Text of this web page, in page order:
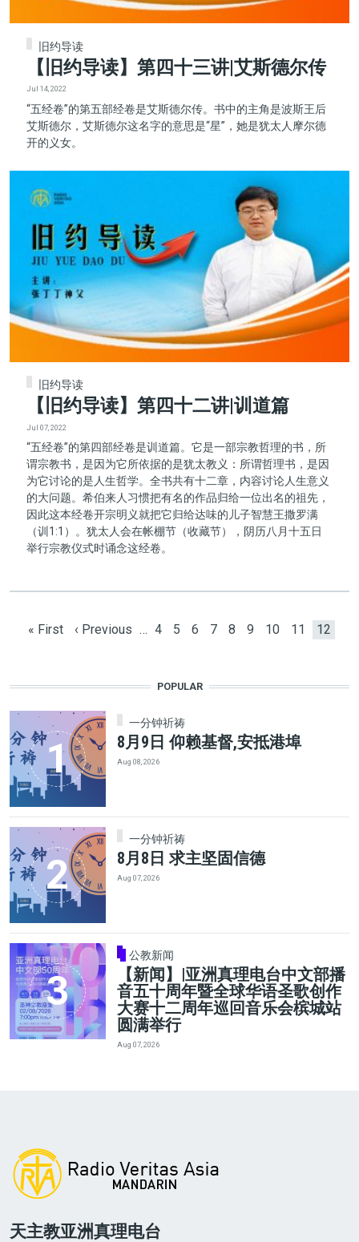
旧约导读
【旧约导读】第四十三讲|艾斯德尔传
Jul 14, 2022
“五经卷”的第五部经卷是艾斯德尔传。书中的主角是波斯王后
艾斯德尔，艾斯德尔这名字的意思是“星”，她是犹太人摩尔德
开的义女。
旧约导读
【旧约导读】第四十二讲|训道篇
Jul 07, 2022
“五经卷”的第四部经卷是训道篇。它是一部宗教哲理的书，所
谓宗教书，是因为它所依据的是犹太教义：所谓哲理书，是因
为它讨论的是人生哲学。全书共有十二章，内容讨论人生意义
的大问题。希伯来人习惯把有名的作品归给一位出名的祖先，
因此这本经卷开宗明义就把它归给达味的儿子智慧王撒罗满
（训1:1）。犹太人会在帐棚节（收藏节），阴历八月十五日
举行宗教仪式时诵念这经卷。
First page
« First Previous page
‹ Previous … Page
4 Page
5 Page
6 Page
7 Page
8 Page
9 Page
10 Page
11 12
POPULAR
一分钟祈祷
8月9日 仰赖基督,安抵港埠
Aug 08, 2026
一分钟祈祷
8月8日 求主坚固信德
Aug 07, 2026
公教新闻
【新闻】|亚洲真理电台中文部播
音五十周年暨全球华语圣歌创作
大赛十二周年巡回音乐会槟城站
圆满举行
Aug 07, 2026
天主教亚洲真理电台